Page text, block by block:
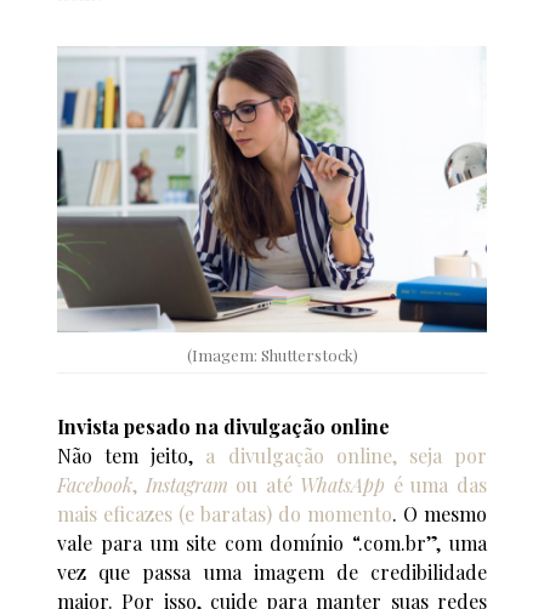
(Imagem: Shutterstock)
Invista pesado na divulgação online
Não tem jeito, a divulgação online, seja por
Facebook, Instagram ou até WhatsApp é uma das
mais eficazes (e baratas) do momento. O mesmo
vale para um site com domínio “.com.br”, uma
vez que passa uma imagem de credibilidade
maior. Por isso, cuide para manter suas redes